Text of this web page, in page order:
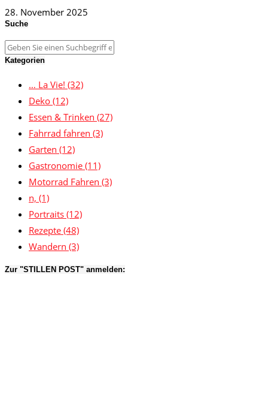
28. November 2025
Suche
Kategorien
… La Vie! (32)
Deko (12)
Essen & Trinken (27)
Fahrrad fahren (3)
Garten (12)
Gastronomie (11)
Motorrad Fahren (3)
n, (1)
Portraits (12)
Rezepte (48)
Wandern (3)
Zur "STILLEN POST" anmelden: